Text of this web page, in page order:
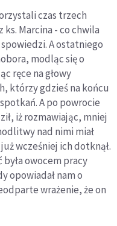
czas trzech
Marcina - co chwila
spowiedzi. A ostatniego
modląc się o
ręce na głowy
którzy gdzieś na końcu
A po powrocie
iż rozmawiając, mniej
nad nimi miał
wcześniej ich dotknął.
owocem pracy
opowiadał nam o
wrażenie, że on